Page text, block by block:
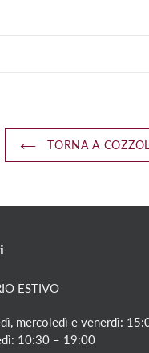
TORNA A
ESTIVO
mercoledì e venerdì:
10:30 – 19:00